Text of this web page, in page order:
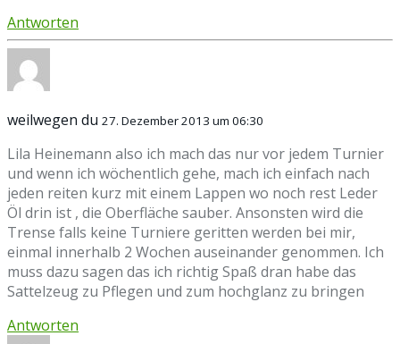
Antworten
weilwegen du 27. Dezember 2013 um 06:30
Lila Heinemann also ich mach das nur vor jedem Turnier
und wenn ich wöchentlich gehe, mach ich einfach nach
jeden reiten kurz mit einem Lappen wo noch rest Leder
Öl drin ist , die Oberfläche sauber. Ansonsten wird die
Trense falls keine Turniere geritten werden bei mir,
einmal innerhalb 2 Wochen auseinander genommen. Ich
muss dazu sagen das ich richtig Spaß dran habe das
Sattelzeug zu Pflegen und zum hochglanz zu bringen
Antworten